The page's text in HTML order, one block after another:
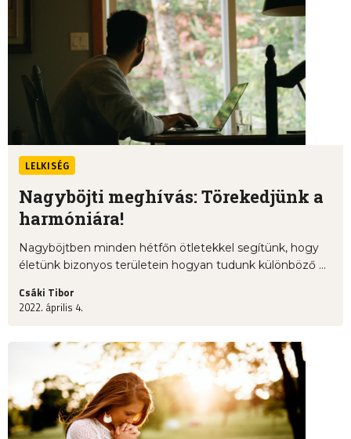
LELKISÉG
Nagyböjti meghívás: Törekedjünk a
harmóniára!
Nagyböjtben minden hétfőn ötletekkel segítünk, hogy
életünk bizonyos területein hogyan tudunk különböző ...
Csáki Tibor
2022. április 4.